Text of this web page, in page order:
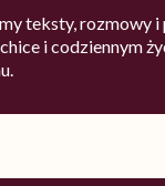
teksty, rozmowy
i codziennym